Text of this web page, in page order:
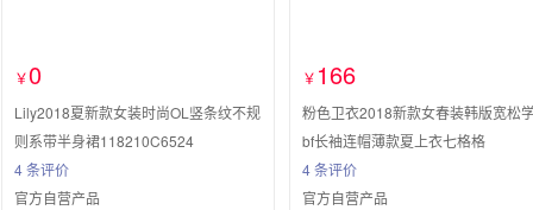
￥0
Lily2018夏新款女装时尚OL竖条纹不规
则系带半身裙118210C6524
4 条评价
官方自营产品
￥ 166
粉色卫衣2018新款女春装韩版宽松
bf长袖连帽薄款夏上衣七格格
4 条评价
官方自营产品